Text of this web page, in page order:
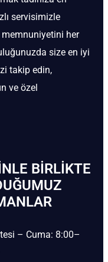
servisimizle
memnuniyetini her
size en iyi
takip edin,
ve özel
BIRLIKTE
– Cuma: 8:00–